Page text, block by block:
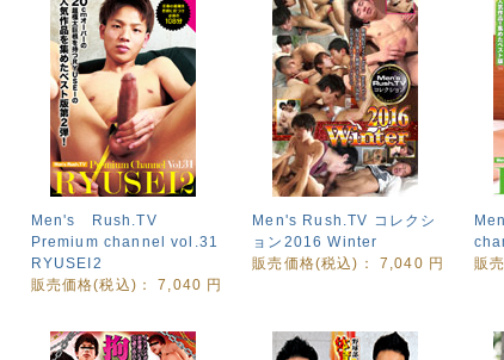
Men's Rush.TV
Premium channel vol.31
RYUSEI2
販売価格(税込)：7,040 円
Men's Rush.TV コレクシ
ョン2016 Winter
販売価格(税込)： 7,040 円 販